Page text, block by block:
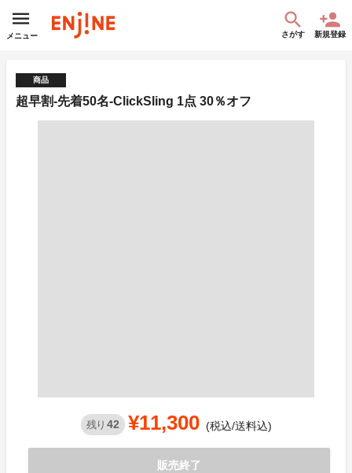
メニュー さがす 新規登録
商品
超早割-先着50名-ClickSling 1点 30％オフ
残り 42 ¥11,300 (税込/送料込)
販売終了